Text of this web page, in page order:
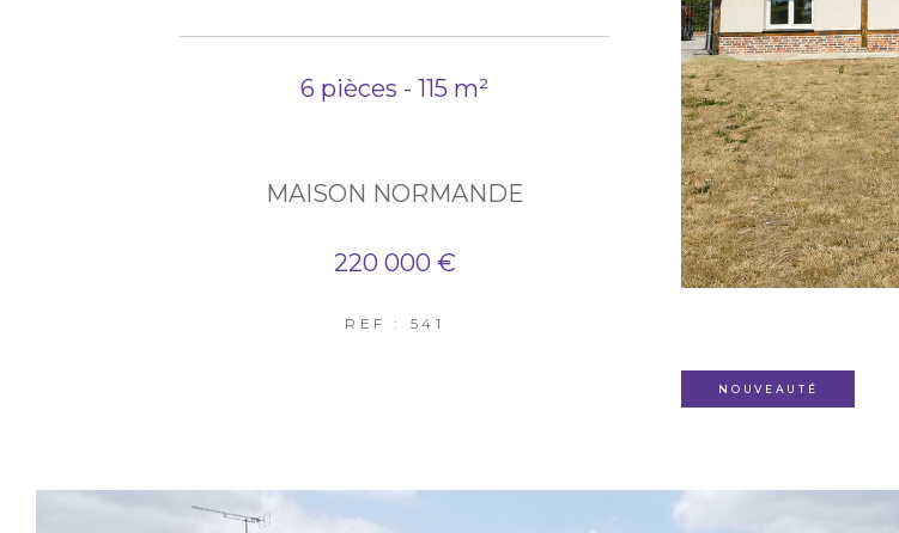
6 pièces - 115 m²
MAISON NORMANDE
220 000 €
REF : 541
NOUVEAUTÉ